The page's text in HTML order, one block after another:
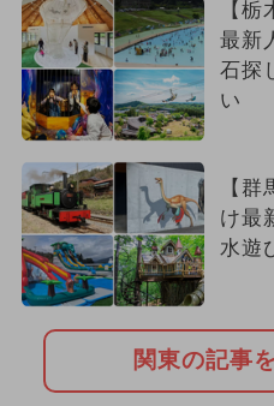
【
最新
石探
い
【
け最
水遊
関東の記事